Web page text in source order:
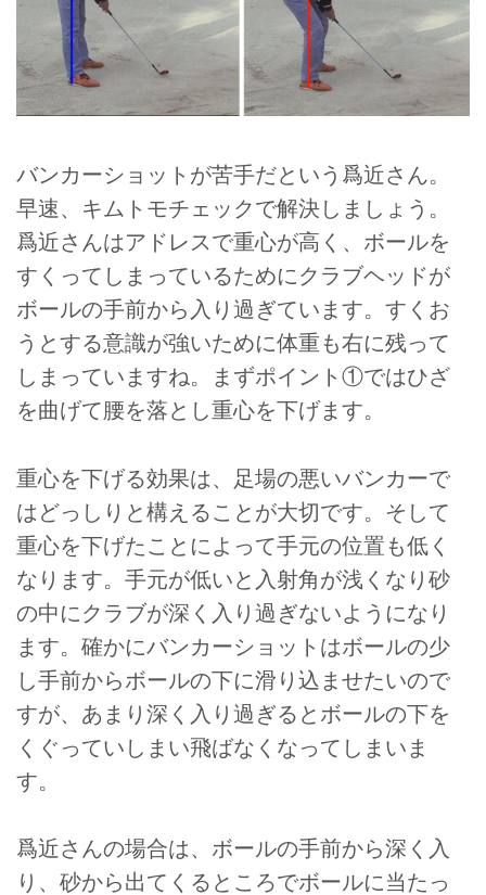
バンカーショットが苦手だという爲近さん。
早速、キムトモチェックで解決しましょう。
爲近さんはアドレスで重心が高く、ボールを
すくってしまっているためにクラブヘッドが
ボールの手前から入り過ぎています。すくお
うとする意識が強いために体重も右に残って
しまっていますね。まずポイント①ではひざ
を曲げて腰を落とし重心を下げます。
重心を下げる効果は、足場の悪いバンカーで
はどっしりと構えることが大切です。そして
重心を下げたことによって手元の位置も低く
なります。手元が低いと入射角が浅くなり砂
の中にクラブが深く入り過ぎないようになり
ます。確かにバンカーショットはボールの少
し手前からボールの下に滑り込ませたいので
すが、あまり深く入り過ぎるとボールの下を
くぐっていしまい飛ばなくなってしまいま
す。
爲近さんの場合は、ボールの手前から深く入
り、砂から出てくるところでボールに当たっ